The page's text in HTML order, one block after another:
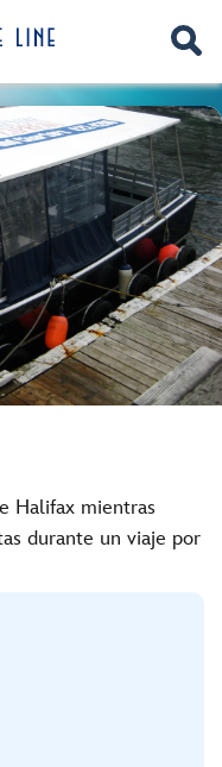
Halifax mientras
durante un viaje por